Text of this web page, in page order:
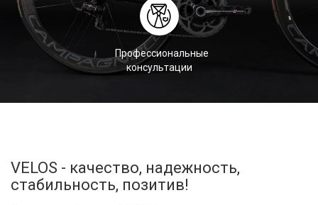
Профессиональные
консультации
VELOS - качество, надежность,
стабильность, позитив!